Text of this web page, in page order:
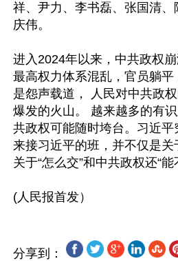
祥、尹力、李书磊、张国清
庆伟。
进入2024年以来，中共政权
最高权力体系混乱，官员躺
是怨声载道， 人民对中共政
爆发的火山。 越来越多的有
共政权可能随时垮台。习近
来接习近平的班，并不仅是关
关于“怎么交”和中共政权还“能
分享到：